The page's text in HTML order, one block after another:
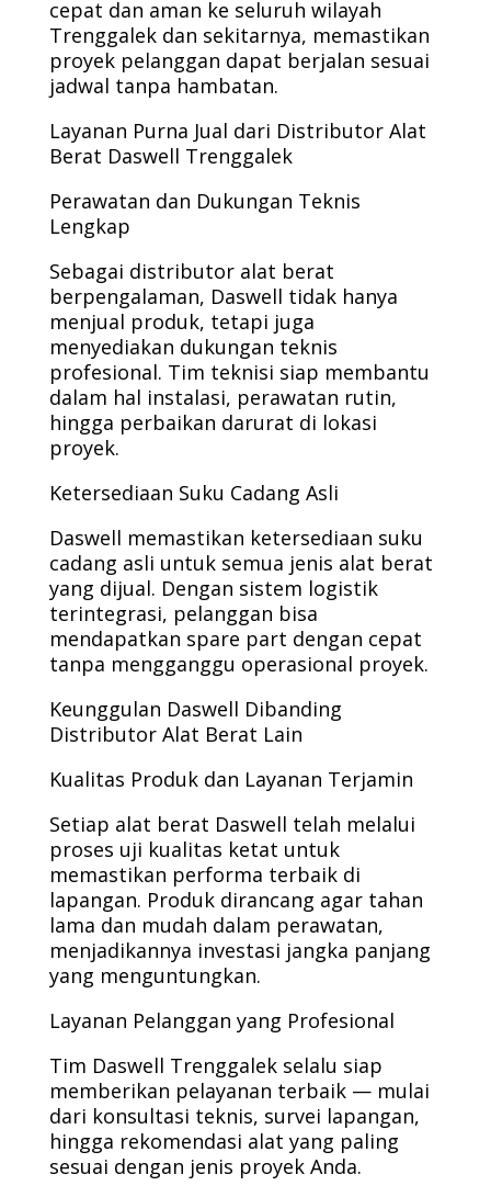
cepat dan aman ke seluruh wilayah
Trenggalek dan sekitarnya, memastikan
proyek pelanggan dapat berjalan sesuai
jadwal tanpa hambatan.
Layanan Purna Jual dari Distributor Alat
Berat Daswell Trenggalek
Perawatan dan Dukungan Teknis
Lengkap
Sebagai distributor alat berat
berpengalaman, Daswell tidak hanya
menjual produk, tetapi juga
menyediakan dukungan teknis
profesional. Tim teknisi siap membantu
dalam hal instalasi, perawatan rutin,
hingga perbaikan darurat di lokasi
proyek.
Ketersediaan Suku Cadang Asli
Daswell memastikan ketersediaan suku
cadang asli untuk semua jenis alat berat
yang dijual. Dengan sistem logistik
terintegrasi, pelanggan bisa
mendapatkan spare part dengan cepat
tanpa mengganggu operasional proyek.
Keunggulan Daswell Dibanding
Distributor Alat Berat Lain
Kualitas Produk dan Layanan Terjamin
Setiap alat berat Daswell telah melalui
proses uji kualitas ketat untuk
memastikan performa terbaik di
lapangan. Produk dirancang agar tahan
lama dan mudah dalam perawatan,
menjadikannya investasi jangka panjang
yang menguntungkan.
Layanan Pelanggan yang Profesional
Tim Daswell Trenggalek selalu siap
memberikan pelayanan terbaik — mulai
dari konsultasi teknis, survei lapangan,
hingga rekomendasi alat yang paling
sesuai dengan jenis proyek Anda.